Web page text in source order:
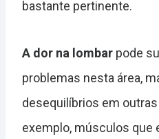
bastante pertinente.
A dor na lombar pode
problemas nesta área,
desequilíbrios em
exemplo, músculos que